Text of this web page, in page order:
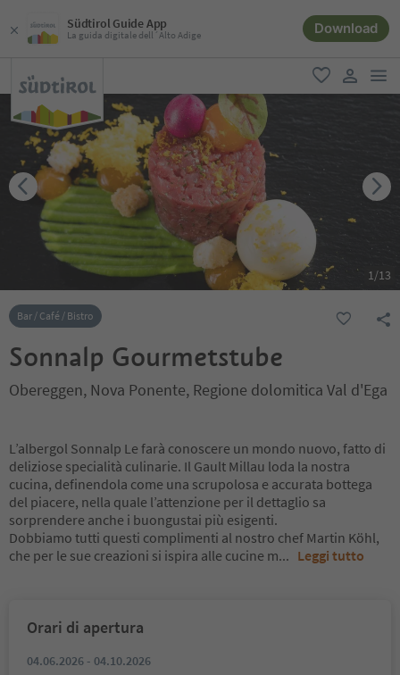
Südtirol Guide App
La guida digitale dell´Alto Adige Download
favoriti
user link
1/13
Bar / Café / Bistro
Sonnalp Gourmetstube
Obereggen, Nova Ponente, Regione dolomitica Val d'Ega
L’albergol Sonnalp Le farà conoscere un mondo nuovo, fatto di
deliziose specialità culinarie. Il Gault Millau loda la nostra
cucina, definendola come una scrupolosa e accurata bottega
del piacere, nella quale l’attenzione per il dettaglio sa
sorprendere anche i buongustai più esigenti.
Dobbiamo tutti questi complimenti al nostro chef Martin Köhl,
che per le sue creazioni si ispira alle cucine m... Leggi tutto
Orari di apertura
04.06.2026 - 04.10.2026